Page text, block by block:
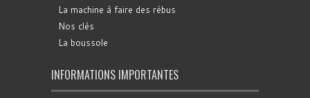
La machine à faire des rébus
Nos clés
La boussole
INFORMATIONS IMPORTANTES